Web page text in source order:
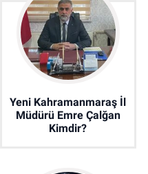
Yeni Kahramanmaraş İl
Müdürü Emre Çalğan
Kimdir?